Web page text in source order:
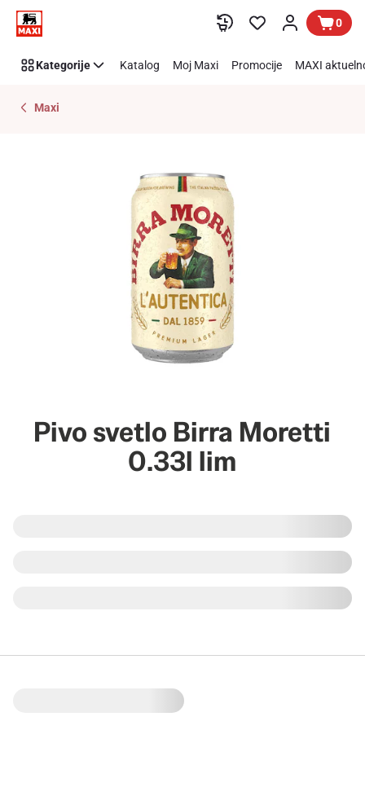
Preskoči link 0
Kategorije Katalog Moj Maxi Promocije MAXI
Maxi
Pivo svetlo Birra Moretti
0.33l lim